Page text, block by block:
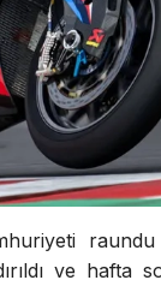
raundu
ve hafta